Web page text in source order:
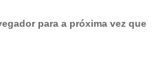
para a próxima vez que